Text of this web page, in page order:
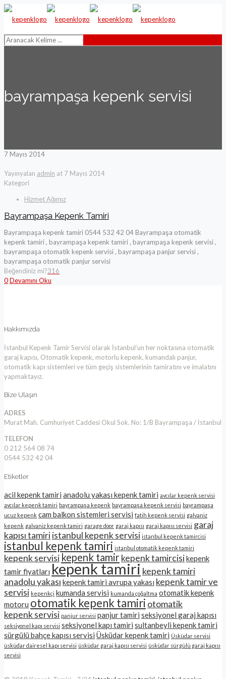
bayrampaşa kepenk servisi
7 Mayıs 2014
Yayınyalan admin at 7 Mayıs 2014
Kategori
Hizmet Ağımız
Bayrampaşa Kepenk Tamiri
Bayrampaşa kepenk tamiri 0544 532 42 04 Bayrampaşa otomatik
kepenk tamiri , bayrampaşa kepenk tamiri , bayrampaşa kepenk servisi ,
bayrampaşa otomatik kepenk servisi , bayrampaşa panjur servisi ,
bayrampaşa otomatik panjur servisi
Beğendiniz mi?316
0Devamını Oku
Hakkımızda
İstanbul Kepenk Tamir Servisi olarak İstanbul’un her noktasına otomatik
garaj kapısı, Otomatik kepenk, motorlu kepenk, kumandalı panjur,
otomatik kapı sistemleri ve tüm geçiş sistemlerinin tamiratını ve imalatını
yapmaktayız.
Bize Ulaşın
ADRES
Murat Mah. Cumhuriyet Caddesi Okul Sok. No: 1/B Bayrampaşa / İstanbul
TELEFON
0 212 564 08 74
0544 532 42 04
Etiketler
acil kepenk tamiri anadolu yakası kepenk tamiri avcılar kepenk servisi
avcılar kepenk tamiri bayrampaşa kepenk bayrampaşa kepenk servisi bayrampaşa
ucuz kepenk cam balkon sistemleri servisi fatih kepenk servisi galvaniz
kepenk galvaniz kepenk tamiri garage door garaj kapısı garaj kapısı servisi garaj
kapısı tamiriistanbul kepenk servisi istanbul kepenk tamircisi
istanbul kepenk tamiri istanbul otomatik kepenk tamiri
kepenk servisi kepenk tamirkepenk tamircisikepenk
tamir fiyatları kepenk tamiri kepenk tamiri
anadolu yakası kepenk tamiri avrupa yakası kepenk tamir ve
servisi kepenkçi kumanda servisi kumanda çoğaltma otomatik kepenk
motoru otomatik kepenk tamiri otomatik
kepenk servisi panjur servisi panjur tamiri seksiyonel garaj kapısı
seksiyonel kapı servisi seksiyonel kapı tamiri sultanbeyli kepenk tamiri
sürgülü bahçe kapısı servisi Üsküdar kepenk tamiri Üsküdar servisi
üsküdar dairesel kapı servisi üsküdar garaj kapısı servisi üsküdar sürgülü garaj kapısı
servisi